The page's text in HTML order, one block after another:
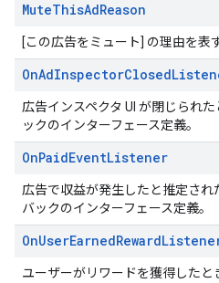
MuteThisAdReason
[この広告をミュート] の理由を表
OnAdInspectorClosed
広告インスペクタ UI が閉じられ
ックのインターフェース定義。
OnPaidEventListener
広告で収益が発生したと推定さ
バックのインターフェース定義。
OnUserEarnedReward
ユーザーがリワードを獲得した